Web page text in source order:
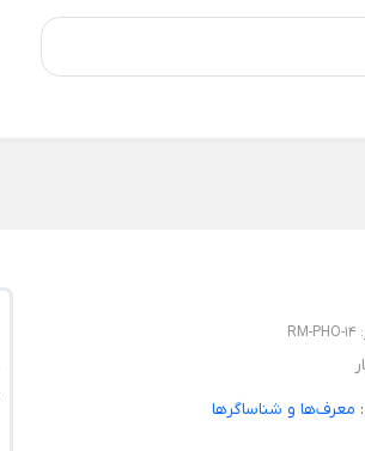
RM-PHO-14
معرف‌ها و شناساگرها